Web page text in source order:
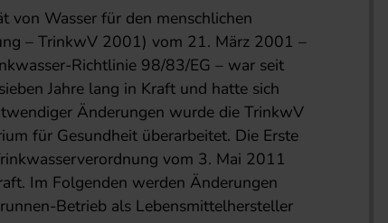
von Wasser für den menschlichen
– TrinkwV 2001) vom 21. März 2001 –
Richtlinie 98/83/EG – war seit
Jahre lang in Kraft und hatte sich
Änderungen wurde die TrinkwV
für Gesundheit überarbeitet. Die Erste
vom 3. Mai 2011
Im Folgenden werden Änderungen
Betrieb als Lebensmittelhersteller